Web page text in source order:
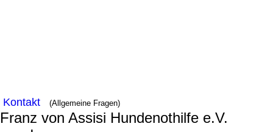
Kontakt (Allgemeine Fragen)
Franz von Assisi Hundenothilfe e.V.